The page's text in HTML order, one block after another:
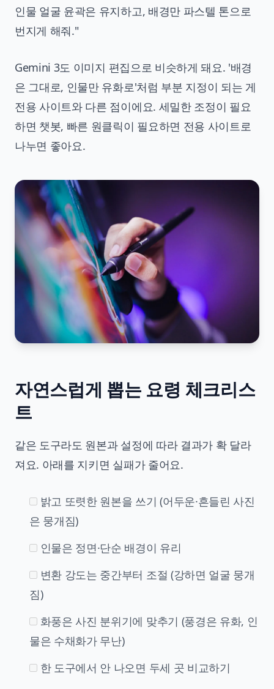
인물 얼굴 윤곽은 유지하고, 배경만 파스텔 톤으로
번지게 해줘."
Gemini 3도 이미지 편집으로 비슷하게 돼요. '배경
은 그대로, 인물만 유화로'처럼 부분 지정이 되는 게
전용 사이트와 다른 점이에요. 세밀한 조정이 필요
하면 챗봇, 빠른 원클릭이 필요하면 전용 사이트로
나누면 좋아요.
자연스럽게 뽑는 요령 체크리스
트
같은 도구라도 원본과 설정에 따라 결과가 확 달라
져요. 아래를 지키면 실패가 줄어요.
밝고 또렷한 원본을 쓰기 (어두운·흔들린 사진
은 뭉개짐)
인물은 정면·단순 배경이 유리
변환 강도는 중간부터 조절 (강하면 얼굴 뭉개
짐)
화풍은 사진 분위기에 맞추기 (풍경은 유화, 인
물은 수채화가 무난)
한 도구에서 안 나오면 두세 곳 비교하기